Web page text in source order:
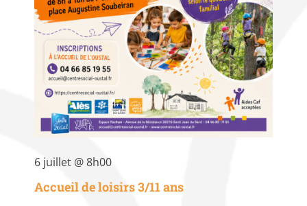
6 juillet @ 8h00
Accueil de loisirs 3/11 ans